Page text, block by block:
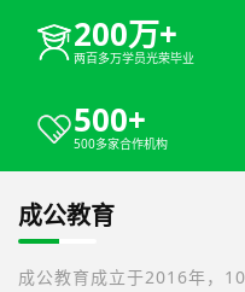
200万+
两百多万学员光荣毕业
500+
500多家合作机构
成公教育
成公教育成立于2016年，